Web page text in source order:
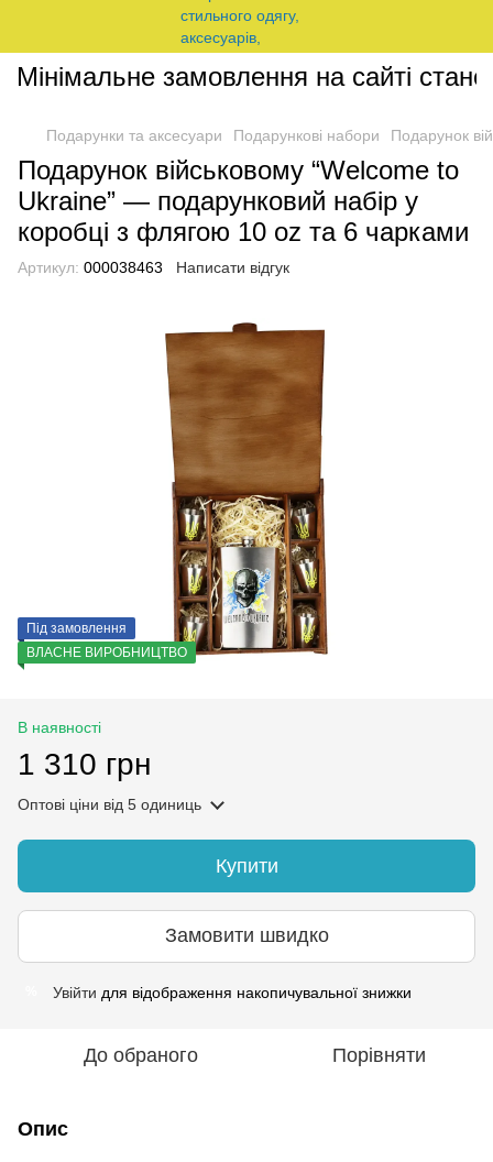
замовлення на сайті
Подарунки та аксесуари Подарункові набори Подарунок
Подарунок військовому “Welcome to
Ukraine” — подарунковий набір у
коробці з флягою 10 oz та 6 чарками
Артикул: 000038463 Написати відгук
Під замовлення
ВЛАСНЕ ВИРОБНИЦТВО
В наявності
1 310 грн
Оптові ціни від 5 одиниць
Купити
Замовити швидко
Увійти для відображення накопичувальної знижки
До обраного Порівняти
Опис